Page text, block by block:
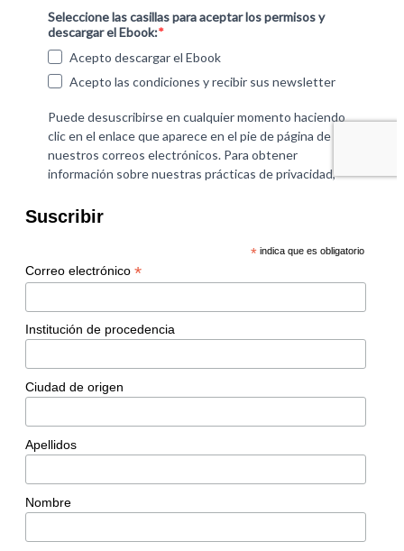
Suscribir
* indica que es obligatorio
Correo electrónico *
Institución de procedencia
Ciudad de origen
Apellidos
Nombre